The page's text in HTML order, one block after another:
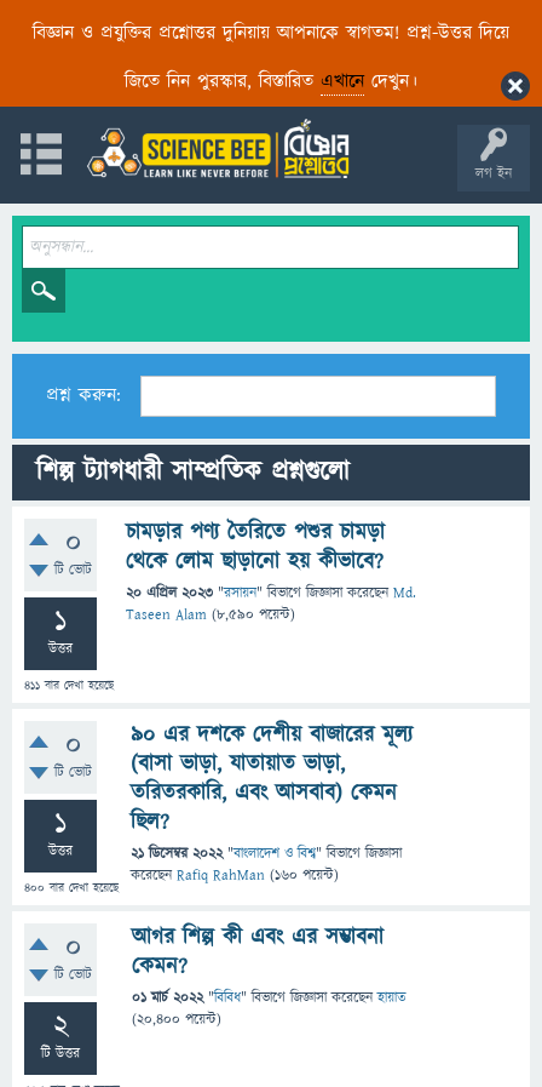
বিজ্ঞান ও প্রযুক্তির প্রশ্নোত্তর দুনিয়ায় আপনাকে স্বাগতম! প্রশ্ন-উত্তর দিয়ে
জিতে নিন পুরস্কার, বিস্তারিত এখানেদেখুন।
লগ ইন
প্রশ্ন করুন:
শিল্প ট্যাগধারী সাম্প্রতিক প্রশ্নগুলো
0
টি ভোট
1
উত্তর
411 বার দেখা হয়েছে
চামড়ার পণ্য তৈরিতে পশুর চামড়া
থেকে লোম ছাড়ানো হয় কীভাবে?
20 এপ্রিল 2023 "রসায়ন" বিভাগে জিজ্ঞাসাকরেছেনMd.
Taseen Alam (8,590 পয়েন্ট)
0
টি ভোট
1
উত্তর
400 বার দেখা হয়েছে
৯০ এর দশকে দেশীয় বাজারের মূল্য
(বাসা ভাড়া, যাতায়াত ভাড়া,
তরিতরকারি, এবং আসবাব) কেমন
ছিল?
21 ডিসেম্বর 2022 "বাংলাদেশ ও বিশ্ব" বিভাগে জিজ্ঞাসা
করেছেনRafiq RahMan (160 পয়েন্ট)
0
টি ভোট
2
টি উত্তর
আগর শিল্প কী এবং এর সম্ভাবনা
কেমন?
01 মার্চ 2022 "বিবিধ" বিভাগে জিজ্ঞাসাকরেছেনহায়াত
(20,400 পয়েন্ট)